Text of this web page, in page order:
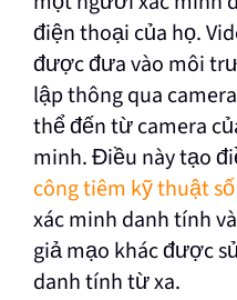
điện thoại của họ.
được đưa vào môi
lập thông qua
thể đến từ camera
minh. Điều này tạo
công tiêm kỹ thuật số
xác minh danh tính
giả mạo khác được
danh tính từ xa.